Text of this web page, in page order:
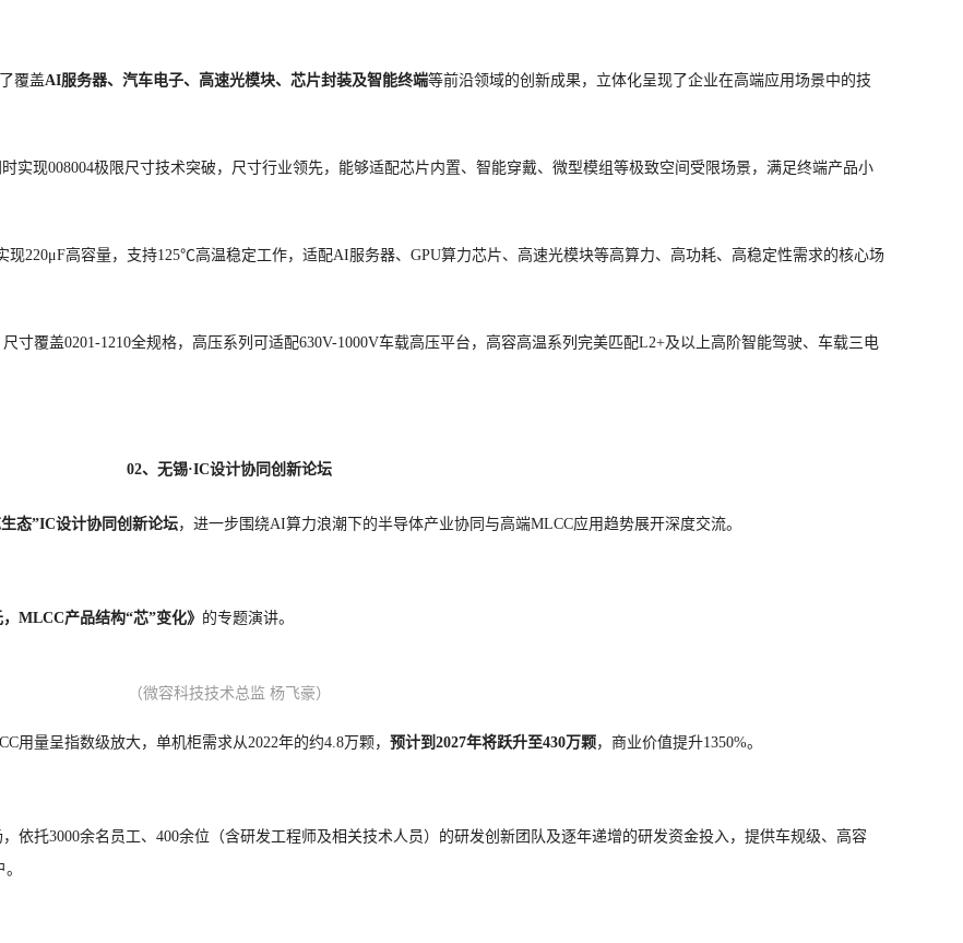
覆盖AI服务器、汽车电子、高速光模块、芯片封装及智能终端等前沿领域的创新成果，立体化呈现了企业在高端应用场景中的技
实现008004极限尺寸技术突破，尺寸行业领先，能够适配芯片内置、智能穿戴、微型模组等极致空间受限场景，满足终端产品小
现220μF高容量，支持125℃高温稳定工作，适配AI服务器、GPU算力芯片、高速光模块等高算力、高功耗、高稳定性需求的核心场
寸覆盖0201-1210全规格，高压系列可适配630V-1000V车载高压平台，高容高温系列完美匹配L2+及以上高阶智能驾驶、车载三电
02、无锡·IC设计协同创新论坛
态”IC设计协同创新论坛，进一步围绕AI算力浪潮下的半导体产业协同与高端MLCC应用趋势展开深度交流。
，MLCC产品结构“芯”变化》 的专题演讲。
（微容科技技术总监 杨飞豪）
用量呈指数级放大，单机柜需求从2022年的约4.8万颗， 预计到2027年将跃升至430万颗，商业价值提升1350%。
依托3000余名员工、400余位（含研发工程师及相关技术人员）的研发创新团队及逐年递增的研发资金投入，提供车规级、高容